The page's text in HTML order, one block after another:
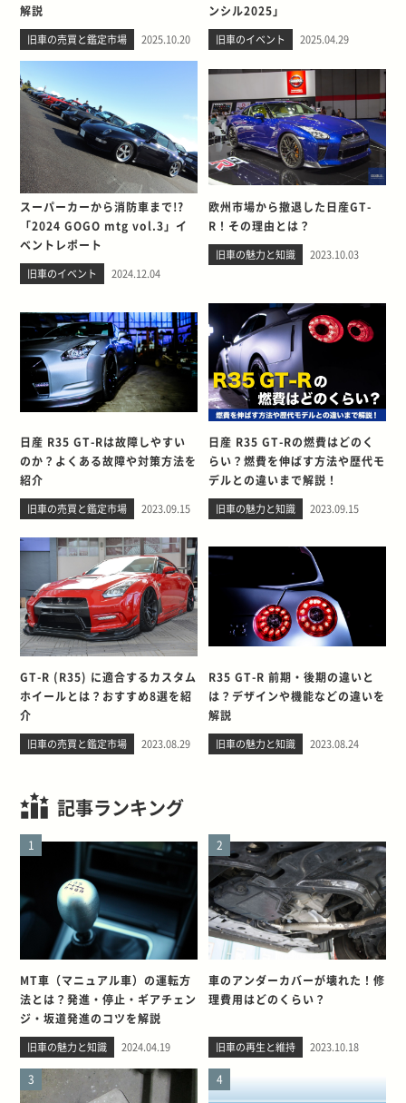
解説
旧車の売買と鑑定市場 2025.10.20
ンシル2025」
旧車のイベント 2025.04.29
スーパーカーから消防車まで!?
「2024 GOGO mtg vol.3」イ
ベントレポート
旧車のイベント 2024.12.04
欧州市場から撤退した日産GT-
R！その理由とは？
旧車の魅力と知識 2023.10.03
日産 R35 GT-Rは故障しやすい
のか？よくある故障や対策方法を
紹介
旧車の売買と鑑定市場 2023.09.15
日産 R35 GT-Rの燃費はどのく
らい？燃費を伸ばす方法や歴代モ
デルとの違いまで解説！
旧車の魅力と知識 2023.09.15
GT-R (R35) に適合するカスタム
ホイールとは？おすすめ8選を紹
介
旧車の売買と鑑定市場 2023.08.29
R35 GT-R 前期・後期の違いと
は？デザインや機能などの違いを
解説
旧車の魅力と知識 2023.08.24
記事ランキング
1
MT車（マニュアル車）の運転方
法とは？発進・停止・ギアチェン
ジ・坂道発進のコツを解説
旧車の魅力と知識 2024.04.19
2
車のアンダーカバーが壊れた！修
理費用はどのくらい？
旧車の再生と維持 2023.10.18
3 4